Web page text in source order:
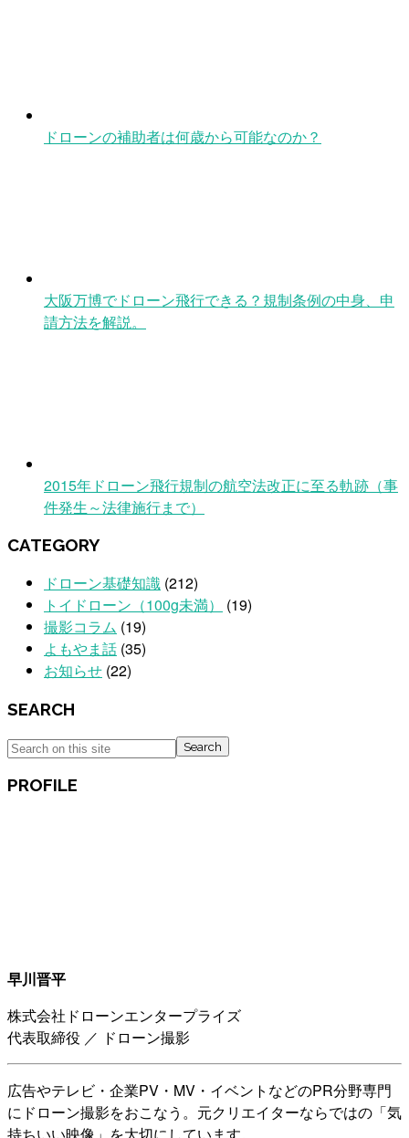
ドローンの補助者は何歳から可能なのか？
大阪万博でドローン飛行できる？規制条例の中身、申
請方法を解説。
2015年ドローン飛行規制の航空法改正に至る軌跡（事
件発生～法律施行まで）
CATEGORY
ドローン基礎知識 (212)
トイドローン（100g未満）
(19)
撮影コラム (19)
よもやま話 (35)
お知らせ (22)
SEARCH
Search
PROFILE
早川晋平
株式会社ドローンエンタープライズ
代表取締役 ／ ドローン撮影
広告やテレビ・企業PV・MV・イベントなどのPR分野専門
にドローン撮影をおこなう。元クリエイターならではの「気